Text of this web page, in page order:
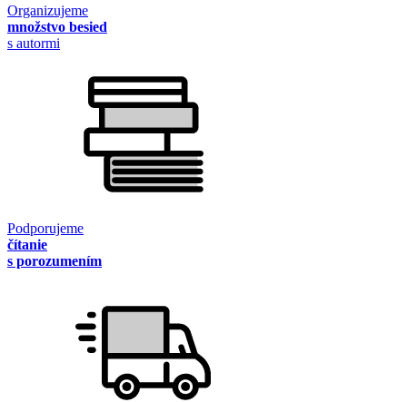
Organizujeme
množstvo besied
s autormi
Podporujeme
čítanie
s porozumením